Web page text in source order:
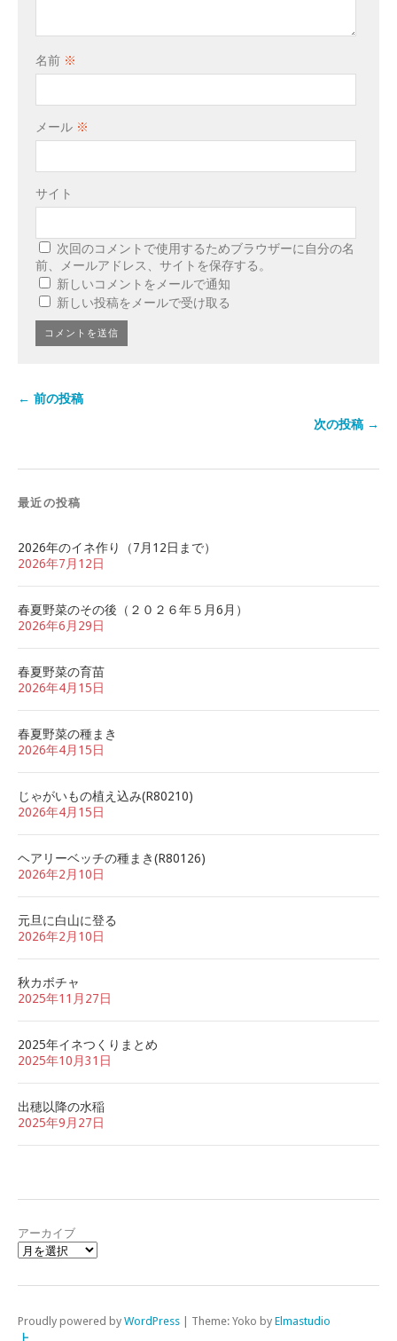
名前 ※
メール ※
サイト
次回のコメントで使用するためブラウザーに自分の名
前、メールアドレス、サイトを保存する。
新しいコメントをメールで通知
新しい投稿をメールで受け取る
← 前の投稿
次の投稿 →
最近の投稿
2026年のイネ作り（7月12日まで）
2026年7月12日
春夏野菜のその後（２０２６年５月6月）
2026年6月29日
春夏野菜の育苗
2026年4月15日
春夏野菜の種まき
2026年4月15日
じゃがいもの植え込み(R80210)
2026年4月15日
ヘアリーベッチの種まき(R80126)
2026年2月10日
元旦に白山に登る
2026年2月10日
秋カボチャ
2025年11月27日
2025年イネつくりまとめ
2025年10月31日
出穂以降の水稲
2025年9月27日
アーカイブ
Proudly powered by WordPress Theme: Yoko by Elmastudio